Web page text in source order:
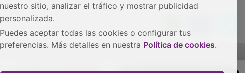
nuestro sitio, analizar el tráfico y mostrar publicidad
personalizada.
Puedes aceptar todas las cookies o configurar tus
preferencias. Más detalles en nuestra Política de cookies.